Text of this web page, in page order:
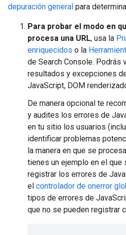
depuración general para
Para probar el modo en
procesa una URL, usa la
enriquecidos o la
de Search Console. Podrás
resultados y excepciones
JavaScript, DOM
De manera opcional te
y audites los errores de
en tu sitio los usuarios
identificar problemas
la manera en que se
tienes un ejemplo en el que
registrar los errores de
el controlador de onerror
tipos de errores de
que no se pueden registrar